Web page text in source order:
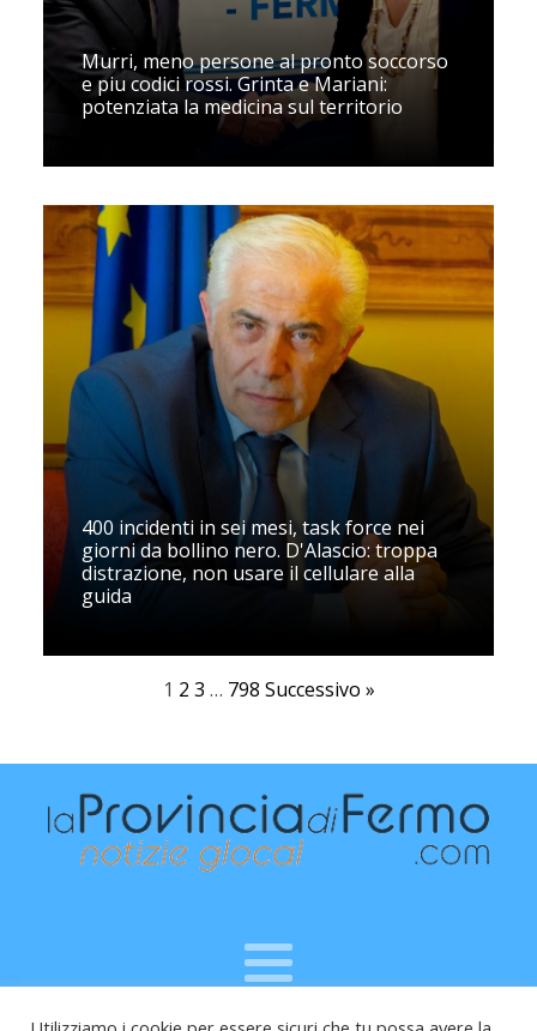
Murri, meno persone al pronto soccorso
e piu codici rossi. Grinta e Mariani:
potenziata la medicina sul territorio
400 incidenti in sei mesi, task force nei
giorni da bollino nero. D'Alascio: troppa
distrazione, non usare il cellulare alla
guida
1 2 3 … 798 Successivo »